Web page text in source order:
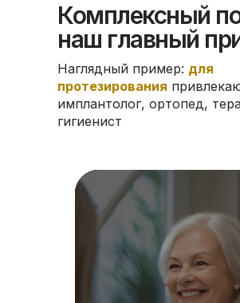
Наглядный пример: для
протезирования
имплантолог, ортопед,
гигиенист
Комплексный
наш главный